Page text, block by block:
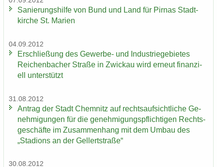
Sa­nie­rungs­hil­fe von Bund und Land für Pirnas Stadt­
kir­che St. Ma­ri­en
04.09.2012
Er­schlie­ßung des Gewerbe-​ und In­dus­trie­ge­bie­tes
Rei­chen­ba­cher Stra­ße in Zwi­ckau wird er­neut fi­nan­zi­
ell un­ter­stützt
31.08.2012
An­trag der Stadt Chem­nitz auf rechts­auf­sicht­li­che Ge­
neh­mi­gun­gen für die ge­neh­mi­gungs­pflich­ti­gen Rechts­
ge­schäf­te im Zu­sam­men­hang mit dem Umbau des
„Sta­di­ons an der Gel­lert­stra­ße“
30.08.2012